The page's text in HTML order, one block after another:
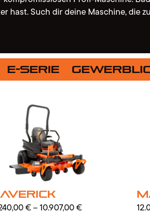
hast. Such dir deine Maschine, die
E-Serie
€–10.907,00€